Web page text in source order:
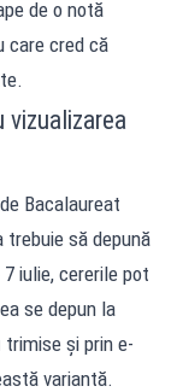
de o notă
care cred că
vizualizarea
Bacalaureat
trebuie să depună
iulie, cererile pot
se depun la
și prin e-
variantă.